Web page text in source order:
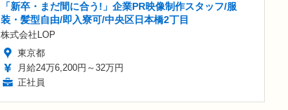
「新卒・まだ間に合う!」企業PR映像制作スタッフ/服
装・髪型自由/即入寮可/中央区日本橋2丁目
株式会社LOP
東京都
月給24万6,200円～32万円
正社員